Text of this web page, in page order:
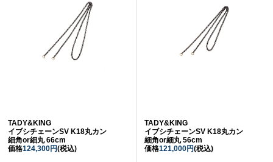
TADY&KING
イブシチェーンSV K18丸カン
細角or細丸 66cm
価格124,300円(税込)
TADY&KING
イブシチェーンSV K18丸カン
細角or細丸 56cm
価格121,000円(税込)